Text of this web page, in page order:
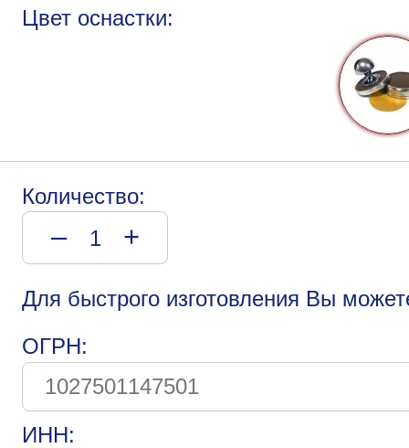
Цвет оснастки:
Количество:
– +
Для быстрого изготовления Вы
ОГРН:
ИНН: